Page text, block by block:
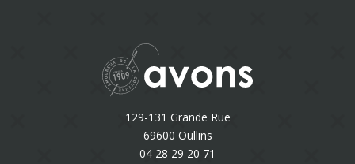
129-131 Grande Rue
69600 Oullins
04 28 29 20 71